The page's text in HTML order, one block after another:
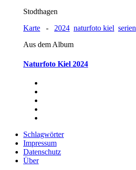
Stodthagen
Karte - 2024 naturfoto kiel serien
Aus dem Album
Naturfoto Kiel 2024
Schlagwörter
Impressum
Datenschutz
Über